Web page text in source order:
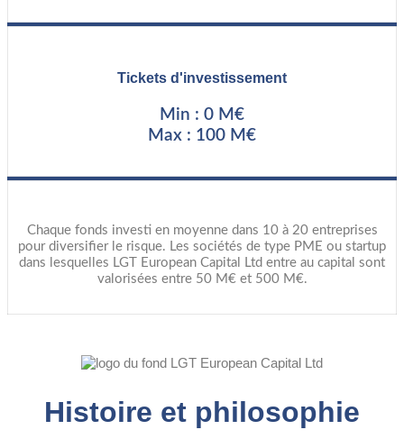
Tickets d'investissement
Min : 0 M€
Max : 100 M€
Chaque fonds investi en moyenne dans 10 à 20 entreprises
pour diversifier le risque. Les sociétés de type PME ou startup
dans lesquelles LGT European Capital Ltd entre au capital sont
valorisées entre 50 M€ et 500 M€.
Histoire et philosophie